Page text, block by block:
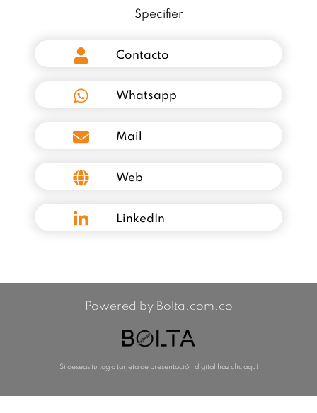
Specifier
Contacto
Whatsapp
Mail
Web
LinkedIn
Powered by Bolta.com.co
Si deseas tu tag o tarjeta de presentación digital haz clic aquí